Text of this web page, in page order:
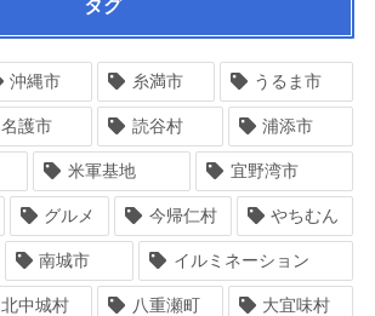
タグ
沖縄市 糸満市 うるま市
名護市 読谷村 浦添市
米軍基地 宜野湾市
グルメ 今帰仁村 やちむん
南城市 イルミネーション
北中城村 八重瀬町 大宜味村